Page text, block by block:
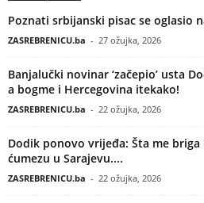
Poznati srbijanski pisac se oglasio
ZASREBRENICU.ba - 27 ožujka, 2026
Banjalučki novinar ‘začepio’ usta
a bogme i Hercegovina itekako!
ZASREBRENICU.ba - 22 ožujka, 2026
Dodik ponovo vrijeđa: Šta me
ćumezu u Sarajevu....
ZASREBRENICU.ba - 22 ožujka, 2026